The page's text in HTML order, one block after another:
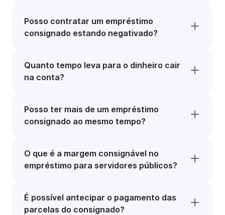
Posso contratar um empréstimo
consignado estando negativado?
Quanto tempo leva para o dinheiro cair
na conta?
Posso ter mais de um empréstimo
consignado ao mesmo tempo?
O que é a margem consignável no
empréstimo para servidores públicos?
É possível antecipar o pagamento das
parcelas do consignado?